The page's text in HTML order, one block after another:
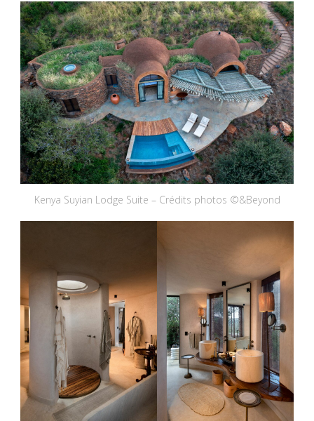
Kenya Suyian Lodge Suite – Crédits photos ©&Beyond